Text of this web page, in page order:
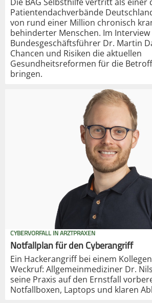
Patientendachverbände
von rund einer Million chronisch
behinderter Menschen. Im
Bundesgeschäftsführer Dr. Martin
Chancen und Risiken die aktuellen
Gesundheitsreformen für die
bringen.
CYBERVORFALL IN ARZTPRAXEN
Notfallplan für den Cyberangriff
Ein Hackerangriff bei einem
Weckruf: Allgemeinmediziner Dr.
seine Praxis auf den Ernstfall
Notfallboxen, Laptops und klaren